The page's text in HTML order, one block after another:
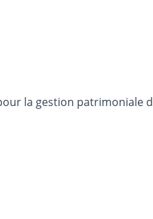
la gestion